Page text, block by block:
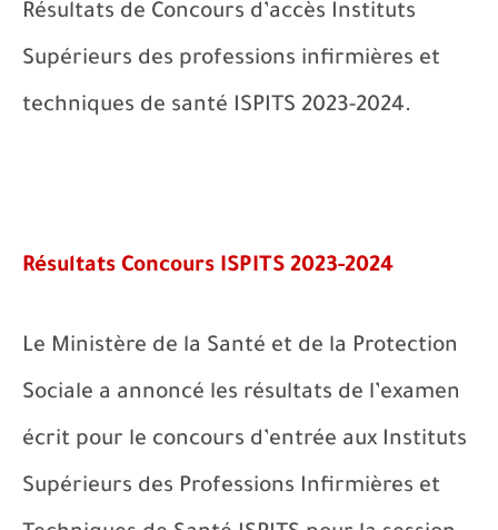
Résultats de Concours d’accès Instituts
Supérieurs des professions infirmières et
techniques de santé ISPITS 2023-2024.
Résultats Concours ISPITS 2023-2024
Le Ministère de la Santé et de la Protection
Sociale a annoncé les résultats de l’examen
écrit pour le concours d’entrée aux Instituts
Supérieurs des Professions Infirmières et